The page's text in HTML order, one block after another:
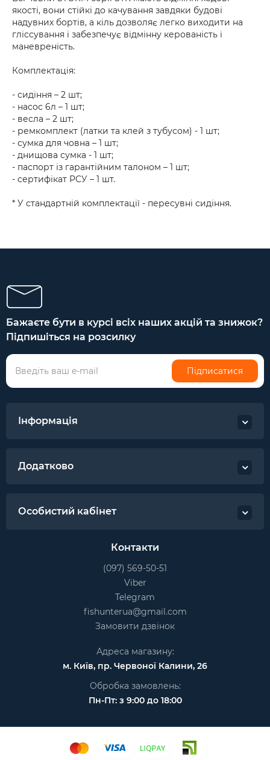
якості, вони стійкі до качування завдяки будові
надувних бортів, а кіль дозволяє легко виходити на
гліссування і забезпечує відмінну керованість і
маневреність.
Комплектація:
- сидіння – 2 шт;
- насос 6л – 1 шт;
- весла – 2 шт;
- ремкомплект (латки та клей з тубусом) - 1 шт;
- сумка для човна – 1 шт;
- днищова сумка - 1 шт;
- паспорт із гарантійним талоном – 1 шт;
- сертифікат РСУ – 1 шт.
* У стандартній комплектації - пересувні сидіння.
Бажаєте бути в курсі всіх наших акцій та знижок?
Підпишіться на розсилку
Підписатися
Інформація
Додатково
Особистий кабінет
Контакти
(097) 569-50-51
Viber
Telegram
fishunterua@gmail.com
Замовити дзвінок
Адреса магазину:
м. Київ, пр. Червоної Калини, 26
Обробка замовлень:
Пн-Пт: з 9:00 до 18:00